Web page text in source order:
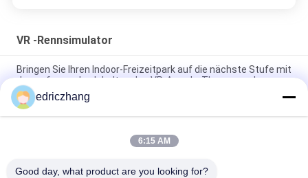
VR -Rennsimulator
Bringen Sie Ihren Indoor-Freizeitpark auf die nächste Stufe mit
den aufregenden Inhalten des VR-Arcade-Themenparks
Immersives 6 Sitzplätze 9D VR VR Kino Max. Kapazität von
200 kg für ein unvergessliches Erlebnis
Lassen Sie die Kraft der 9D Virtual Reality Simulator 10 Film
edriczhang
6:15 AM
Good day, what product are you looking for?